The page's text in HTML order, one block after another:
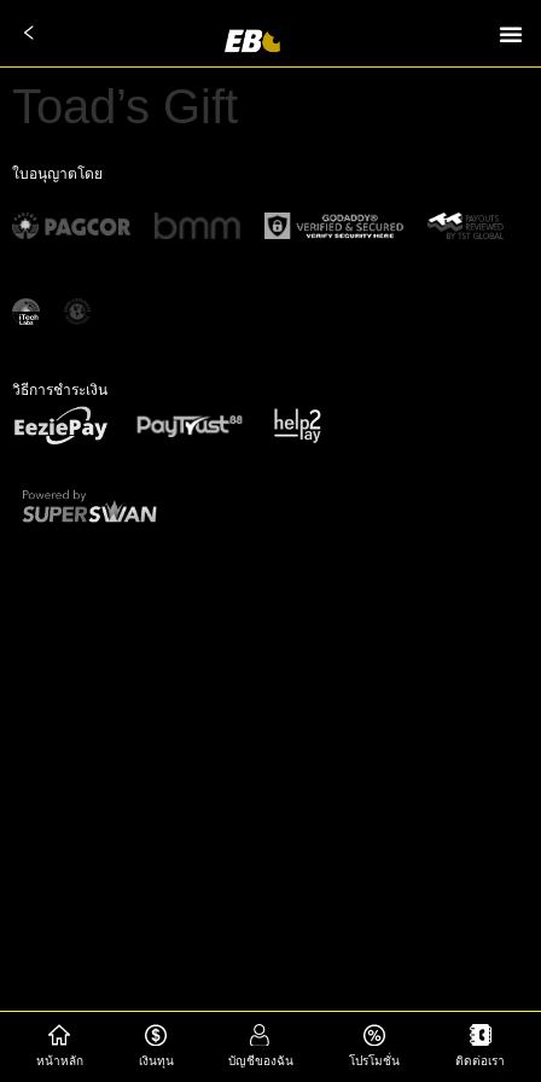
หน้าหลัก เงินทุน บัญชีของฉัน โปรโมชั่น ติดต่อเรา
Toad’s Gift
ใบอนุญาตโดย
วิธีการชำระเงิน